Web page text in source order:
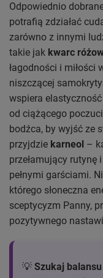
Odpowiednio
potrafią zdziałać
zarówno z innymi
takie jak kwarc
łagodności i miłości
niszczącej
wspiera
od ciążącego
bodźca, by wyjść ze
przyjdzie karneol –
przełamujący rutynę
pełnymi garściami.
którego słoneczna
sceptycyzm Panny,
pozytywnego
💡 Szukaj